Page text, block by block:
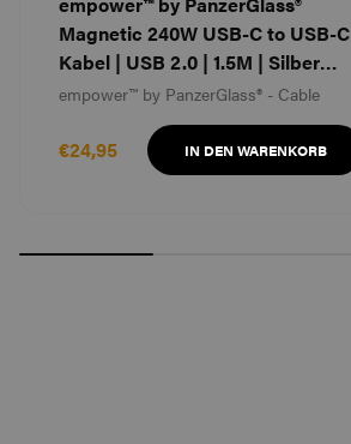
Magnetic 240W USB-C to USB-C
Kabel | USB 2.0 | 1.5M | Silber
Weiß
empower™ by PanzerGlass® - Cable
€24,95 IN DEN WARENKORB